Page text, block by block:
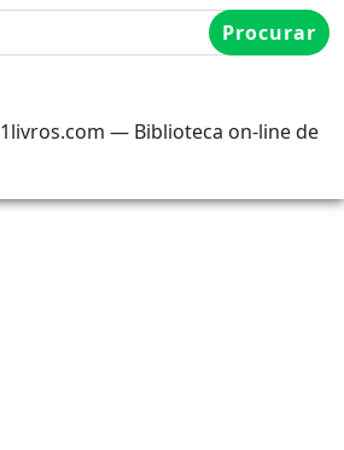
Procurar
— Biblioteca on-line de